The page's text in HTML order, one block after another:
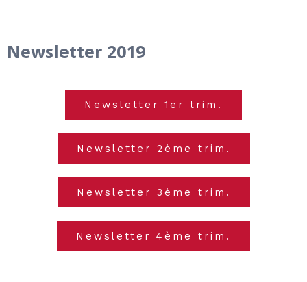
Newsletter 2019
Newsletter 1er trim.
Newsletter 2ème trim.
Newsletter 3ème trim.
Newsletter 4ème trim.